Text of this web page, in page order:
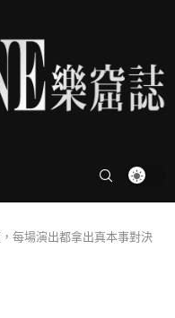
每場演出都拿出真本事對決